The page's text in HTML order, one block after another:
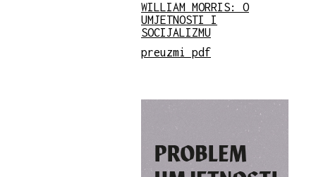
WILLIAM MORRIS: O
UMJETNOSTI I
SOCIJALIZMU
preuzmi pdf